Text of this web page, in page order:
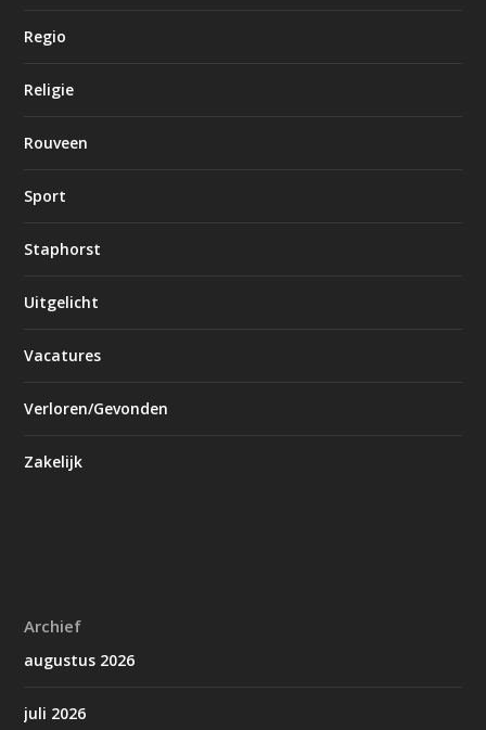
Regio
Religie
Rouveen
Sport
Staphorst
Uitgelicht
Vacatures
Verloren/Gevonden
Zakelijk
Archief
augustus 2026
juli 2026